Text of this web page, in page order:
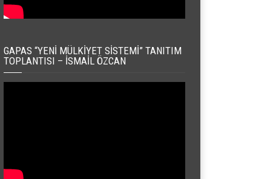
GAPAS “YENI MÜLKIYET SISTEMI” TANITIM
TOPLANTISI – İSMAIL ÖZCAN